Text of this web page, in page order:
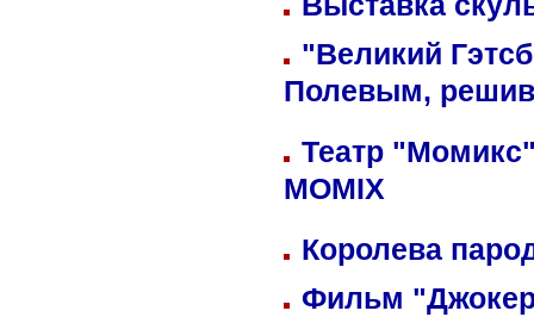
"Великий
Полевым,
Театр
MOMIX
Королева
Фильм